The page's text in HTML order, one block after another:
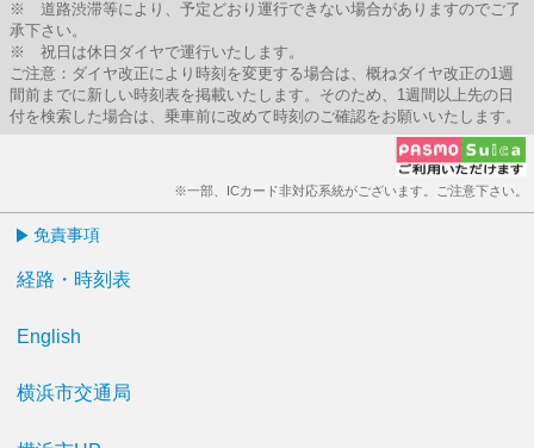
※ 道路渋滞等により、予定どおり運行できない場合がありますのでご了
承下さい。
※ 祝日は休日ダイヤで運行いたします。
ご注意：ダイヤ改正により時刻を変更する場合は、概ねダイヤ改正の1週
間前までに新しい時刻表を掲載いたします。そのため、1週間以上先の日
付を検索した場合は、乗車前に改めて時刻のご確認をお願いいたします。
※一部、ICカード非対応系統がございます。ご注意下さい。
免責事項
経路・時刻表
English
横浜市交通局